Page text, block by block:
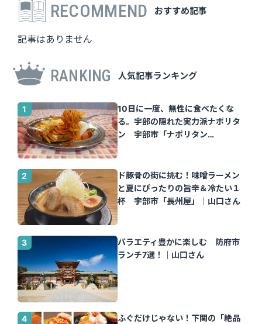
RECOMMEND おすすめ記事
記事はありません
RANKING 人気記事ランキング
10日に一度、無性に食べたくな
る。宇部の隠れた実力派ナポリタ
ン 宇部市「ナポリタン
ド豚骨の街に挑む！味噌ラーメン
と夏にぴったりの旨辛＆冷たい１
杯 宇部市「長州屋」｜山口さん
バラエティ豊かに楽しむ 防府市
ランチ7選！｜山口さん
ふぐだけじゃない！下関の「絶品